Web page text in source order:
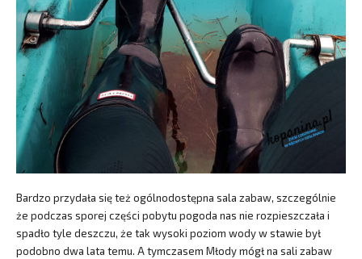
Bardzo przydała się też ogólnodostępna sala zabaw, szczególnie
że podczas sporej części pobytu pogoda nas nie rozpieszczała i
spadło tyle deszczu, że tak wysoki poziom wody w stawie był
podobno dwa lata temu. A tymczasem Młody mógł na sali zabaw